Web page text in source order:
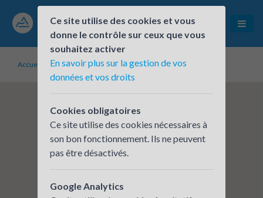
Accueil Établissements inscrits LOFOTEN
Ce site utilise des cookies et vous
donne le contrôle sur ceux que vous
souhaitez activer
En savoir plus sur la gestion de vos
données et vos droits
Cookies obligatoires
Ce site utilise des cookies nécessaires à
son bon fonctionnement. Ils ne peuvent
pas être désactivés.
Google Analytics